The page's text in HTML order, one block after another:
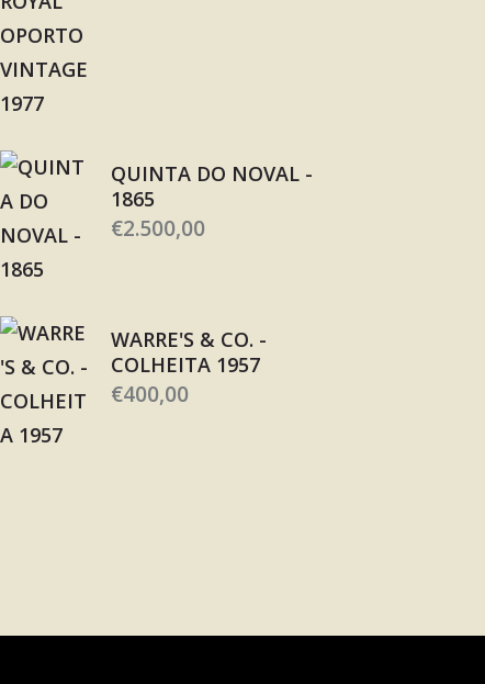
QUINTA DO NOVAL -
1865
€2.500,00
WARRE'S & CO. -
COLHEITA 1957
€400,00